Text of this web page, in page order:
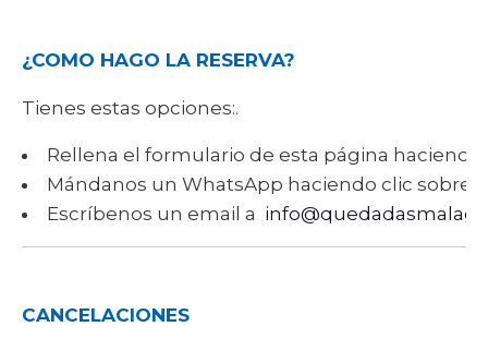
¿COMO HAGO LA RESERVA?
Tienes estas opciones:.
Rellena el formulario de esta página
Mándanos un WhatsApp haciendo clic sobre
Escríbenos un email a
CANCELACIONES